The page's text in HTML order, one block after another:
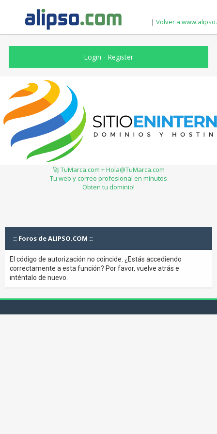
| Volver a
Login - Register
🚀 TuMarca.com + Hola@TuMarca.com
Tu web y correo profesional en minutos
Obten tu dominio!
:: Foros de ALIPSO.COM ::
El código de autorización no coincide. ¿Estás accediendo
correctamente a esta función? Por favor, vuelve atrás e
inténtalo de nuevo.